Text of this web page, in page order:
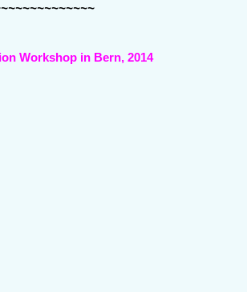
Workshop in Bern, 2014